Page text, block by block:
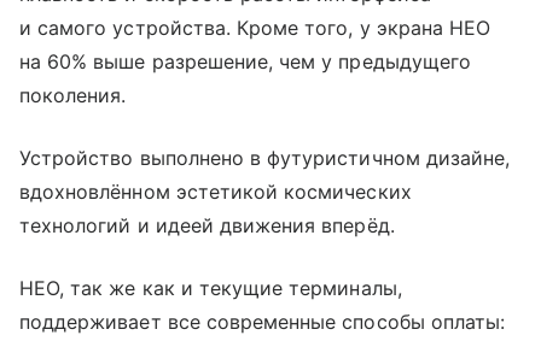
и самого устройства. Кроме того, у экрана НЕО
на 60% выше разрешение, чем у предыдущего
поколения.
Устройство выполнено в футуристичном дизайне,
вдохновлённом эстетикой космических
технологий и идеей движения вперёд.
НЕО, так же как и текущие терминалы,
поддерживает все современные способы оплаты: